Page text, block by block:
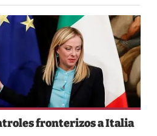
fronterizos a Italia